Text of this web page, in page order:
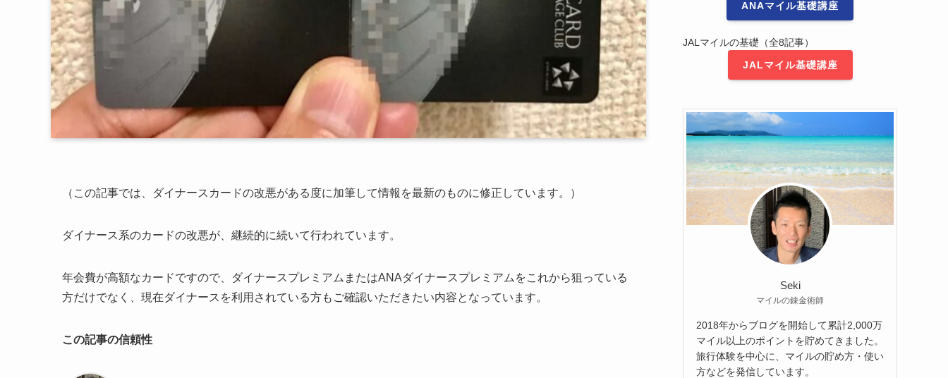
（この記事では、ダイナースカードの改悪がある度に加筆して情報を最新のものに修正しています。）
ダイナース系のカードの改悪が、継続的に続いて行われています。
年会費が高額なカードですので、ダイナースプレミアムまたはANAダイナースプレミアムをこれから狙っている
方だけでなく、現在ダイナースを利用されている方もご確認いただきたい内容となっています。
この記事の信頼性
ANAマイル基礎講座
JALマイルの基礎（全8記事）
JALマイル基礎講座
Seki
マイルの錬金術師
2018年からブログを開始して累計2,000万
マイル以上のポイントを貯めてきました。
旅行体験を中心に、マイルの貯め方・使い
方などを発信しています。